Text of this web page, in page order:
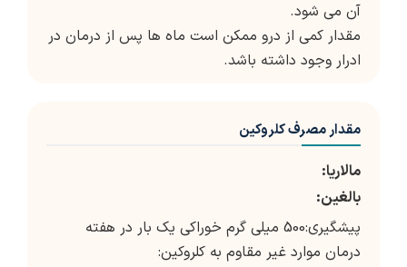
آن می شود.
مقدار کمی از درو ممکن است ماه ها پس از درمان در
ادرار وجود داشته باشد.
مقدار مصرف کلروکین
مالاریا:
بالغین:
پیشگیری:500 میلی گرم خوراکی یک بار در هفته
درمان موارد غیر مقاوم به کلروکین: